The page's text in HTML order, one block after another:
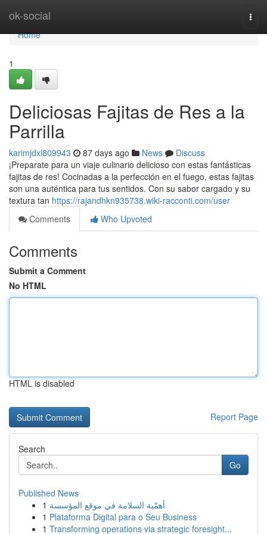
ok-social
Home
Home
1
Deliciosas Fajitas de Res a la
Parrilla
karimjdxl809943 87 days ago News
Discuss
¡Preparate para un viaje culinario delicioso con estas fantásticas
fajitas de res! Cocinadas a la perfección en el fuego, estas fajitas
son una auténtica para tus sentidos. Con su sabor cargado y su
textura tan https://rajandhkn935738.wiki-racconti.com/user
Comments
Who Upvoted
Comments
Submit a Comment
No HTML
HTML is disabled
Report Page
Search
Go
Published News
1 أهمّية السلامة في موقع المؤسسة
1 Plataforma Digital para o Seu Business
1 Transforming operations via strategic foresight...